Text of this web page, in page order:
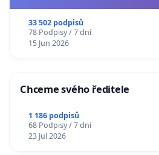
33 502 podpisů
78 Podpisy / 7 dní
15 Jun 2026
Chceme svého ředitele
1 186 podpisů
68 Podpisy / 7 dní
23 Jul 2026